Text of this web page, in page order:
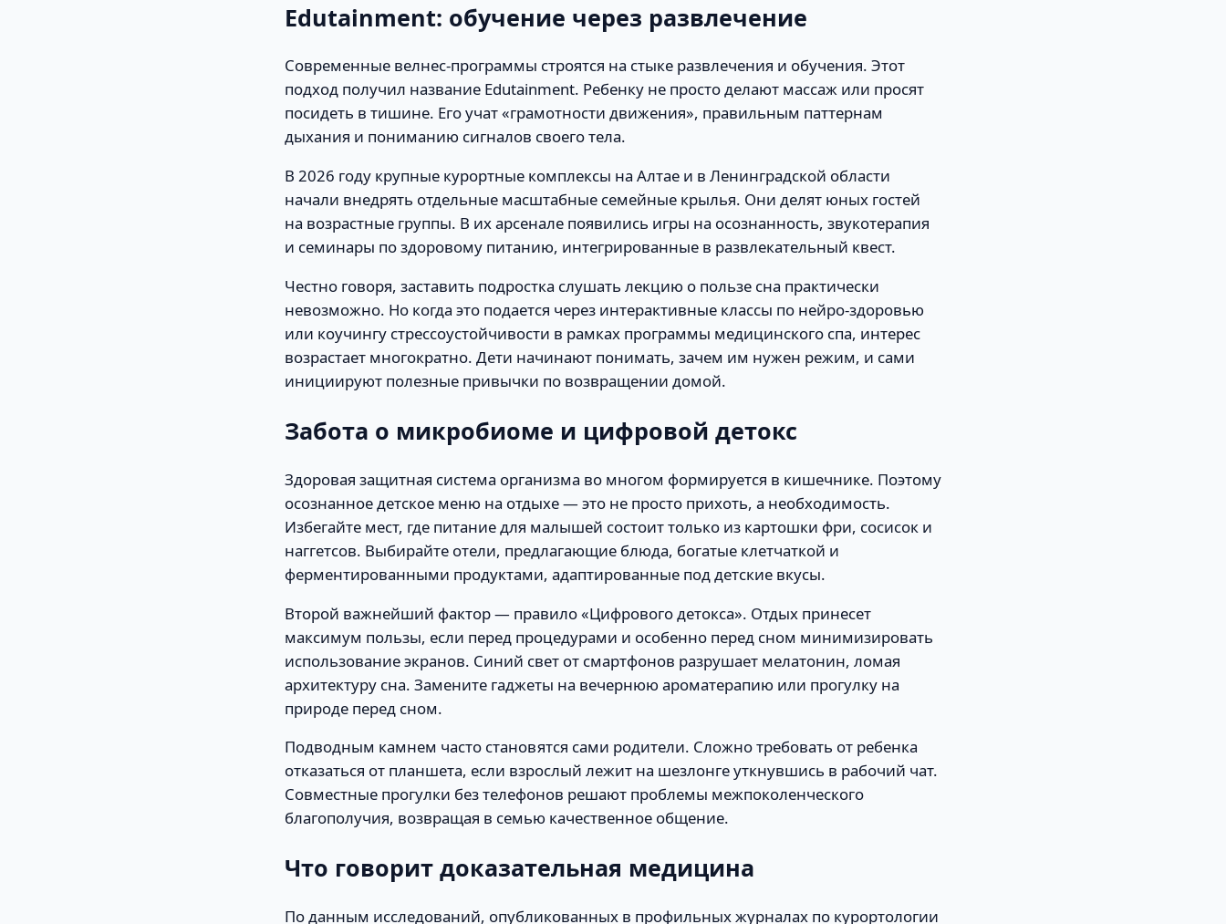
Edutainment: обучение через развлечение
Современные велнес-программы строятся на стыке развлечения и обучения. Этот
подход получил название Edutainment. Ребенку не просто делают массаж или просят
посидеть в тишине. Его учат «грамотности движения», правильным паттернам
дыхания и пониманию сигналов своего тела.
В 2026 году крупные курортные комплексы на Алтае и в Ленинградской области
начали внедрять отдельные масштабные семейные крылья. Они делят юных гостей
на возрастные группы. В их арсенале появились игры на осознанность, звукотерапия
и семинары по здоровому питанию, интегрированные в развлекательный квест.
Честно говоря, заставить подростка слушать лекцию о пользе сна практически
невозможно. Но когда это подается через интерактивные классы по нейро-здоровью
или коучингу стрессоустойчивости в рамках программы медицинского спа, интерес
возрастает многократно. Дети начинают понимать, зачем им нужен режим, и сами
инициируют полезные привычки по возвращении домой.
Забота о микробиоме и цифровой детокс
Здоровая защитная система организма во многом формируется в кишечнике. Поэтому
осознанное детское меню на отдыхе — это не просто прихоть, а необходимость.
Избегайте мест, где питание для малышей состоит только из картошки фри, сосисок и
наггетсов. Выбирайте отели, предлагающие блюда, богатые клетчаткой и
ферментированными продуктами, адаптированные под детские вкусы.
Второй важнейший фактор — правило «Цифрового детокса». Отдых принесет
максимум пользы, если перед процедурами и особенно перед сном минимизировать
использование экранов. Синий свет от смартфонов разрушает мелатонин, ломая
архитектуру сна. Замените гаджеты на вечернюю ароматерапию или прогулку на
природе перед сном.
Подводным камнем часто становятся сами родители. Сложно требовать от ребенка
отказаться от планшета, если взрослый лежит на шезлонге уткнувшись в рабочий чат.
Совместные прогулки без телефонов решают проблемы межпоколенческого
благополучия, возвращая в семью качественное общение.
Что говорит доказательная медицина
По данным исследований, опубликованных в профильных журналах по курортологии